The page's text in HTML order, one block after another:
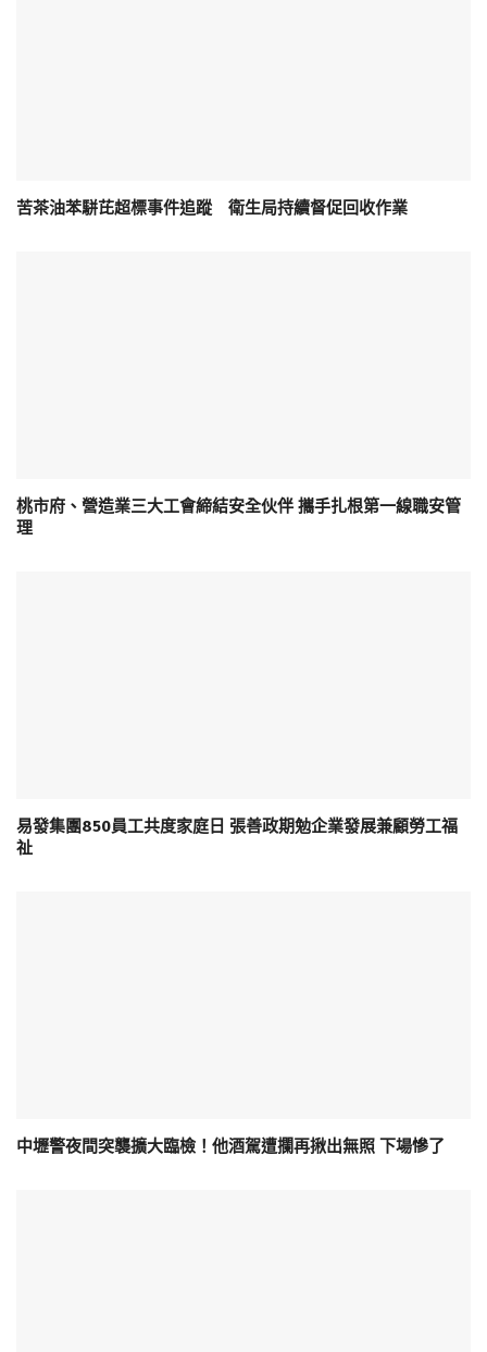
苦茶油苯駢芘超標事件追蹤 衛生局持續督促回收作業
桃市府、營造業三大工會締結安全伙伴 攜手扎根第一線職安管
理
易發集團850員工共度家庭日 張善政期勉企業發展兼顧勞工福
祉
中壢警夜間突襲擴大臨檢！他酒駕遭攔再揪出無照 下場慘了